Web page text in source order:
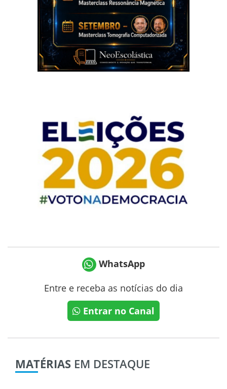
WhatsApp
Entre e receba as notícias do dia
Entrar no Canal
MATÉRIAS EM DESTAQUE